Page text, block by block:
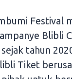
Festival
Blibli
tahun
Tiket